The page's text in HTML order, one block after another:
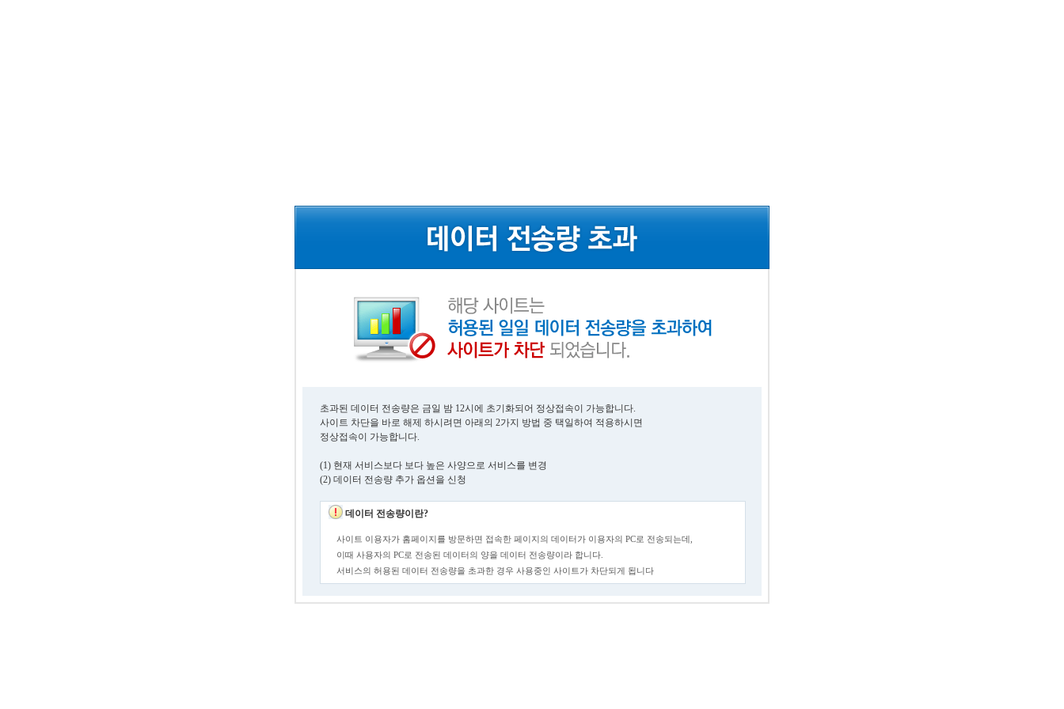
초과된 데이터 전송량은 금일 밤 12시에 초기화되어 정상접속이 가능합니다.
사이트 차단을 바로 해제 하시려면 아래의 2가지 방법 중 택일하여 적용하시면
정상접속이 가능합니다.
(1) 현재 서비스보다 보다 높은 사양으로 서비스를 변경
(2) 데이터 전송량 추가 옵션을 신청
데이터 전송량이란?
사이트 이용자가 홈페이지를 방문하면 접속한 페이지의 데이터가 이용자의 PC로 전송되는데,
이때 사용자의 PC로 전송된 데이터의 양을 데이터 전송량이라 합니다.
서비스의 허용된 데이터 전송량을 초과한 경우 사용중인 사이트가 차단되게 됩니다